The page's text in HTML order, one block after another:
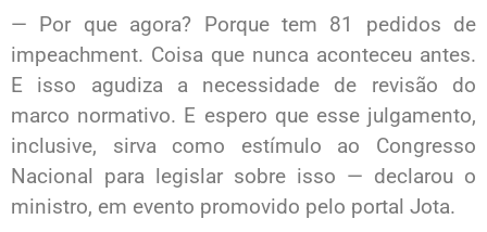
— Por que agora? Porque tem 81 pedidos de
impeachment. Coisa que nunca aconteceu antes.
E isso agudiza a necessidade de revisão do
marco normativo. E espero que esse julgamento,
inclusive, sirva como estímulo ao Congresso
Nacional para legislar sobre isso — declarou o
ministro, em evento promovido pelo portal Jota.